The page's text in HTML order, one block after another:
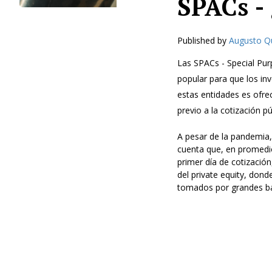
Published by Augusto
Las SPACs - Special
popular para que los
estas entidades es
previo a la cotización
A pesar de la
cuenta que, en
primer día de
del private equity,
tomados por grandes